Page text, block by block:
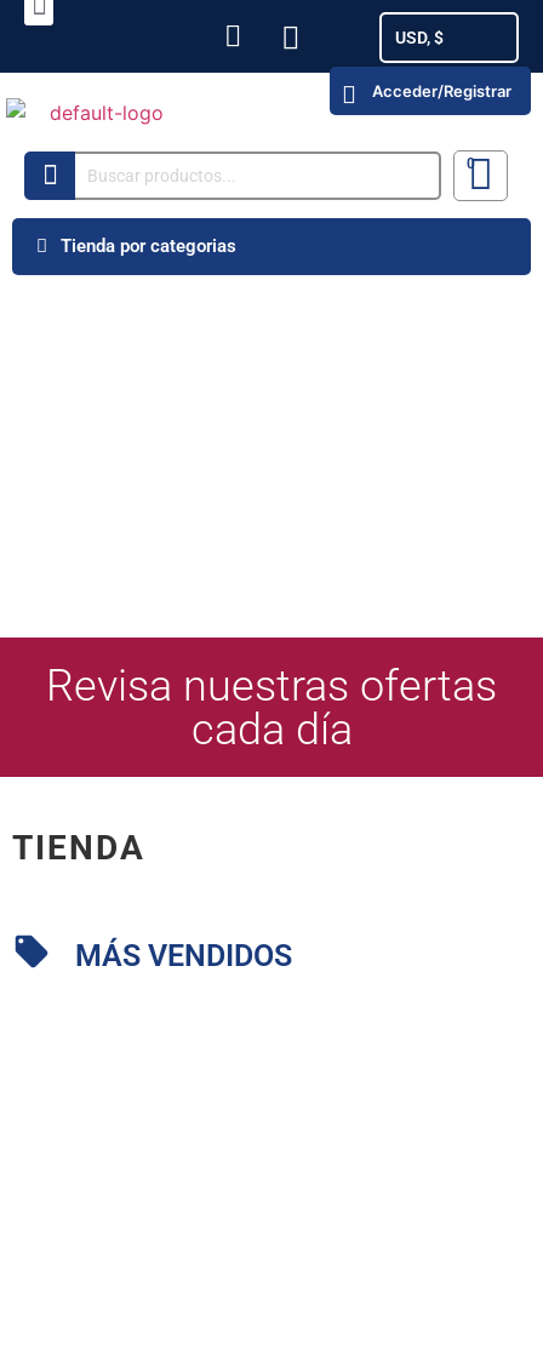
USD, $
Tienda por categorias
Acceder/Registrar
Revisa nuestras ofertas
cada día
TIENDA
MÁS VENDIDOS